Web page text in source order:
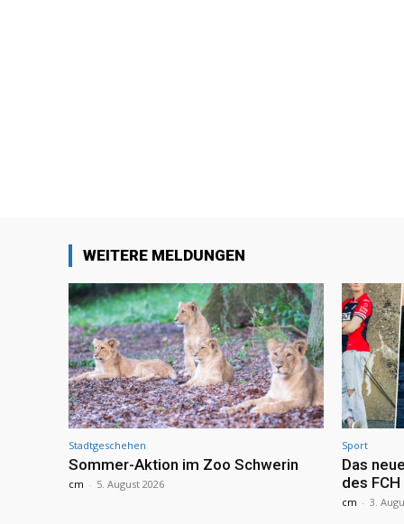
WEITERE MELDUNGEN
Stadtgeschehen
Sommer-Aktion im Zoo Schwerin
cm - 5. August 2026
Sport
Das
des FCH
cm - 3.